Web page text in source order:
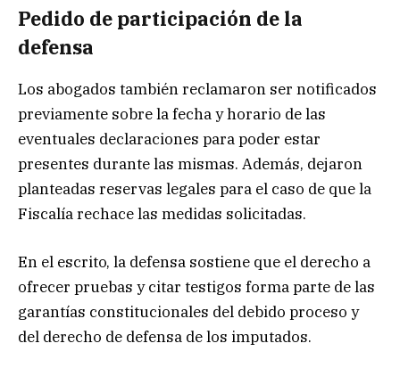
Pedido de participación de la
defensa
Los abogados también reclamaron ser notificados
previamente sobre la fecha y horario de las
eventuales declaraciones para poder estar
presentes durante las mismas. Además, dejaron
planteadas reservas legales para el caso de que la
Fiscalía rechace las medidas solicitadas.
En el escrito, la defensa sostiene que el derecho a
ofrecer pruebas y citar testigos forma parte de las
garantías constitucionales del debido proceso y
del derecho de defensa de los imputados.